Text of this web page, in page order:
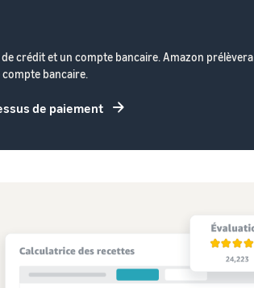
crédit et un compte bancaire. Amazon prélèvera
bancaire.
de paiement